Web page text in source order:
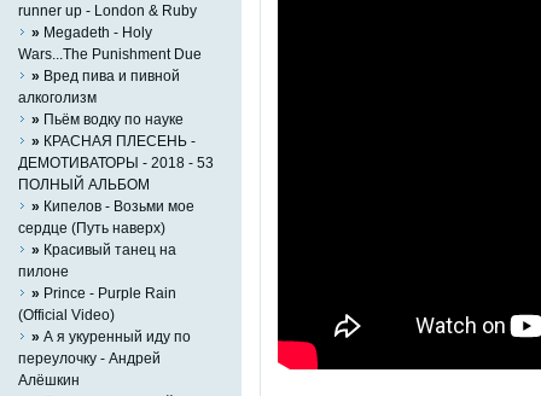
runner up - London & Ruby
» Megadeth - Holy
Wars...The Punishment Due
» Вред пива и пивной
алкоголизм
» Пьём водку по науке
» КРАСНАЯ ПЛЕСЕНЬ -
ДЕМОТИВАТОРЫ - 2018 - 53
ПОЛНЫЙ АЛЬБОМ
» Кипелов - Возьми мое
сердце (Путь наверх)
» Красивый танец на
пилоне
» Prince - Purple Rain
(Official Video)
» А я укуренный иду по
переулочку - Андрей
Алёшкин